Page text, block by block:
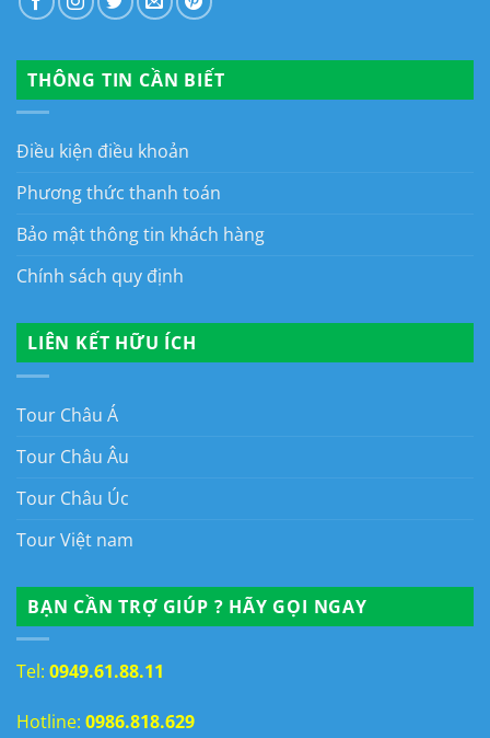
THÔNG TIN CẦN BIẾT
Điều kiện điều khoản
Phương thức thanh toán
Bảo mật thông tin khách hàng
Chính sách quy định
LIÊN KẾT HỮU ÍCH
Tour Châu Á
Tour Châu Âu
Tour Châu Úc
Tour Việt nam
BẠN CẦN TRỢ GIÚP ? HÃY GỌI NGAY
Tel: 0949.61.88.11
Hotline: 0986.818.629